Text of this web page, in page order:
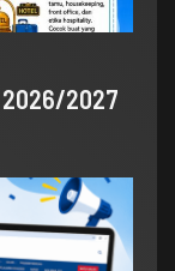
2026/2027